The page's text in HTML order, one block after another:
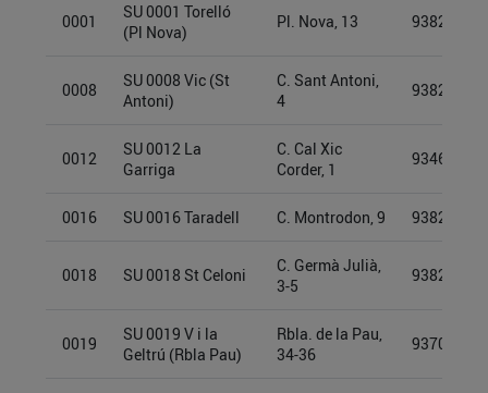
0001
SU 0001 Torelló
(Pl Nova)
Pl. Nova, 13
0008
SU 0008 Vic (St
Antoni)
C. Sant Antoni,
4
0012
SU 0012 La
Garriga
C. Cal Xic
Corder, 1
0016 SU 0016 Taradell C. Montrodon, 9
0018 SU 0018 St Celoni
C. Germà Julià,
3-5
0019
SU 0019 V i la
Geltrú (Rbla Pau)
Rbla. de la Pau,
34-36